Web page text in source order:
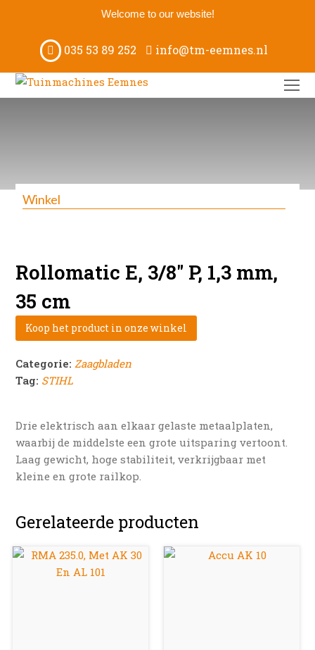
Welcome to our website!
035 53 89 252 info@tm-eemnes.nl
Winkel
Rollomatic E, 3/8″ P, 1,3 mm,
35 cm
Koop het product in onze winkel
Categorie: Zaagbladen
Tag: STIHL
Drie elektrisch aan elkaar gelaste metaalplaten,
waarbij de middelste een grote uitsparing vertoont.
Laag gewicht, hoge stabiliteit, verkrijgbaar met
kleine en grote railkop.
Gerelateerde producten